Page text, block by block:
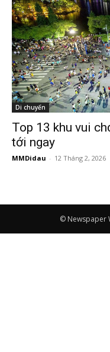
Di chuyển
Top 13 khu vui
tới ngay
MMDidau - 12 Tháng 2, 2026
© Newspaper